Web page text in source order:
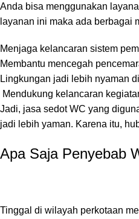
Anda bisa menggunakan
layanan ini maka ada berbagai
Menjaga kelancaran sistem
Membantu mencegah
Lingkungan jadi lebih nyaman
Mendukung kelancaran
Jadi, jasa sedot WC yang
jadi lebih yaman. Karena itu,
Apa Saja Penyebab
Tinggal di wilayah perkotaan